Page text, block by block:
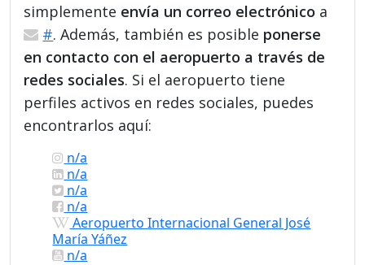
simplemente envía un correo electrónico a
#. Además, también es posible ponerse
en contacto con el aeropuerto a través de
redes sociales. Si el aeropuerto tiene
perfiles activos en redes sociales, puedes
encontrarlos aquí:
n/a
n/a
n/a
n/a
Aeropuerto Internacional General José
María Yáñez
n/a